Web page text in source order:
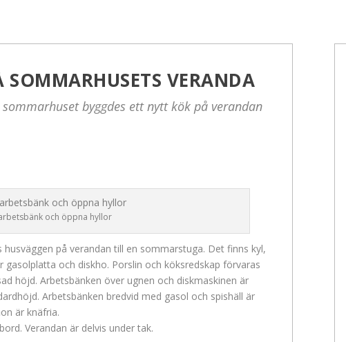
VERANDA
byggdes ett nytt kök på verandan
och öppna hyllor
på verandan till en sommarstuga. Det finns kyl,
gasolplatta och diskho. Porslin och köksredskap förvaras
höjd. Arbetsbänken över ugnen och diskmaskinen är
Arbetsbänken bredvid med gasol och spishäll är
är knäfria.
Verandan är delvis under tak.